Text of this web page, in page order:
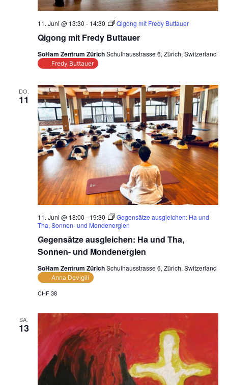
Qigong mit Fredy Buttauer
11. Juni @ 13:30 - 14:30 Qigong mit Fredy Buttauer
SoHam Zentrum ZürichSchulhausstrasse 6, Zürich, Switzerland
Fredy Buttauer
DO.
11
Gegensätze ausgleichen: Ha und Tha,
Sonnen- und Mondenergien
11. Juni @ 18:00 - 19:30
Gegensätze ausgleichen: Ha und
Tha, Sonnen- und Mondenergien
SoHam Zentrum ZürichSchulhausstrasse 6, Zürich, Switzerland
Anna Devigili
CHF 38
SA.
13